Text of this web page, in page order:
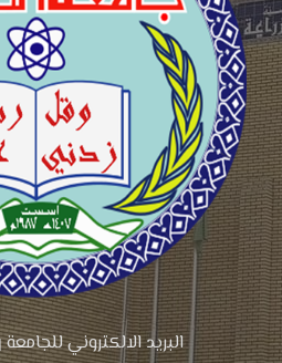
البريد الالكتروني للجامعة info@qu.edu.iq